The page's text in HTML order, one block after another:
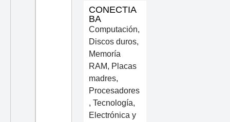
CONECTIA
BA
Computación,
Discos duros,
Memoría
RAM, Placas
madres,
Procesadores
, Tecnología,
Electrónica y